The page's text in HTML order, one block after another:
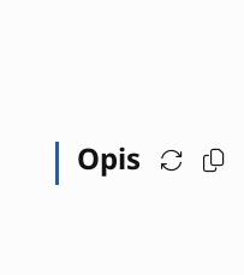
Opis